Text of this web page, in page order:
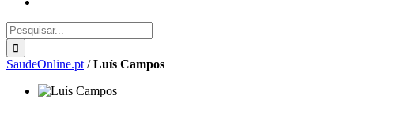
Pesquisar
SaudeOnline.pt /Luís Campos